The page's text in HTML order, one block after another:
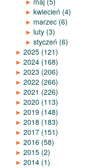
► kwiecień (4)
► marzec (6)
► luty (3)
► styczeń (6)
► 2025 (121)
► 2024 (168)
► 2023 (206)
► 2022 (266)
► 2021 (226)
► 2020 (113)
► 2019 (148)
► 2018 (183)
► 2017 (151)
► 2016 (58)
► 2015 (2)
► 2014 (1)